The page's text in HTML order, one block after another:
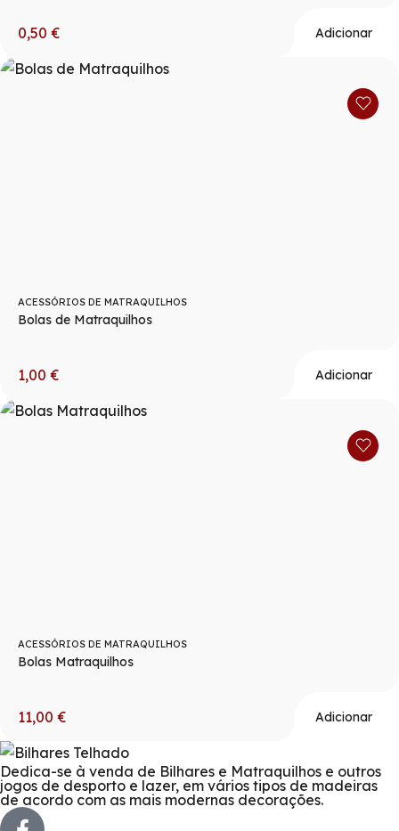
0,50 € Adicionar
ACESSÓRIOS DE MATRAQUILHOS
Bolas de Matraquilhos
1,00 € Adicionar
ACESSÓRIOS DE MATRAQUILHOS
Bolas Matraquilhos
11,00 € Adicionar
Dedica-se à venda de Bilhares e Matraquilhos e outros
jogos de desporto e lazer, em vários tipos de madeiras
de acordo com as mais modernas decorações.